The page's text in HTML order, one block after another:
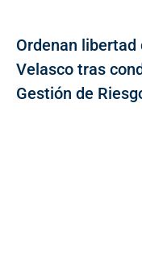
Ordenan
Velasco tras
Gestión de